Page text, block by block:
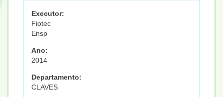
Executor:
Fiotec
Ensp
Ano:
2014
Departamento:
CLAVES